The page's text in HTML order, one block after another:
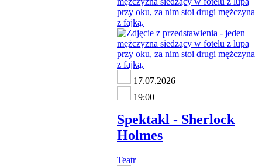
17.07.2026
19:00
Spektakl - Sherlock
Holmes
Teatr